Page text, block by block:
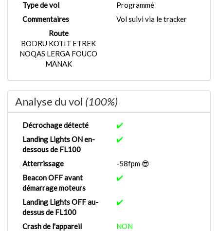
Type de vol
Programmé
Commentaires
Vol suivi via le tracker
Route
BODRU KOTIT ETREK
NOQAS LERGA FOUCO
MANAK
Analyse du vol (100%)
Décrochage détecté
✔️
Landing Lights ON en-
dessous de FL100
✔️
Atterrissage
-58fpm 😎
Beacon OFF avant
démarrage moteurs
✔️
Landing Lights OFF au-
dessus de FL100
✔️
Crash de l'appareil NON